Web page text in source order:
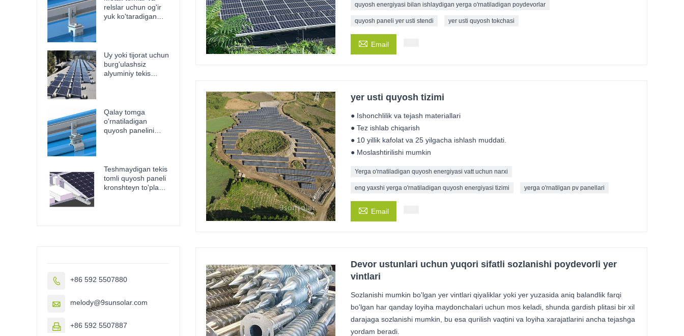
quyosh energiyasi bilan ishlaydigan yerga o'rnatiladigan poydevorlar
quyosh paneli yer usti stendi yer usti quyosh tokchasi
 Email
yer usti quyosh tizimi
● Ishonchlilik va tejash materiallari
● Tez ishlab chiqarish
● 10 yillik kafolat va 25 yilgacha ishlash muddati.
● Moslashtirilishi mumkin
Yerga o'rnatiladigan quyosh energiyasi vatt uchun narxi
eng yaxshi yerga o'rnatiladigan quyosh energiyasi tizimi yerga o'rnatilgan pv panellari
 Email
Devor ustunlari uchun yuqori sifatli sozlanishi poydevorli yer
vintlari
Sozlanishi mumkin bo'lgan yer vintlari qiyaliklar yoki yer yuzasida aniq balandlik farqi
bo'lgan har qanday loyiha maydonchalari uchun mos keladi, shunda gardish plitasi bir xil
darajaga sozlanishi mumkin, bu esa qurilish vaqtini va loyiha xarajatlarini ancha tejashga
yordam beradi.
relslar uchun og'ir
yuk ko'taradigan
zanglamaydigan,
teshmaydigan va
asbobsiz o'rnatish
Uy yoki tijorat uchun
burg'ulashsiz
alyuminiy tekis
Qalay tomga
o'rnatiladigan
quyosh panelini
Teshmaydigan tekis
tomli quyosh paneli
kronshteyn to'plami
 +86 592 5507880
 melody@9sunsolar.com
 +86 592 5507887